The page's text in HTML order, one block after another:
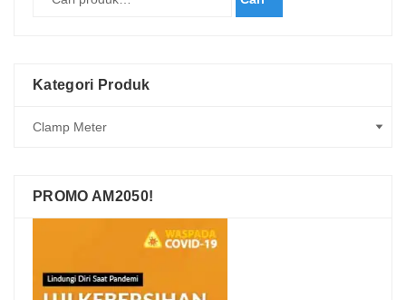
Kategori Produk
PROMO AM2050!